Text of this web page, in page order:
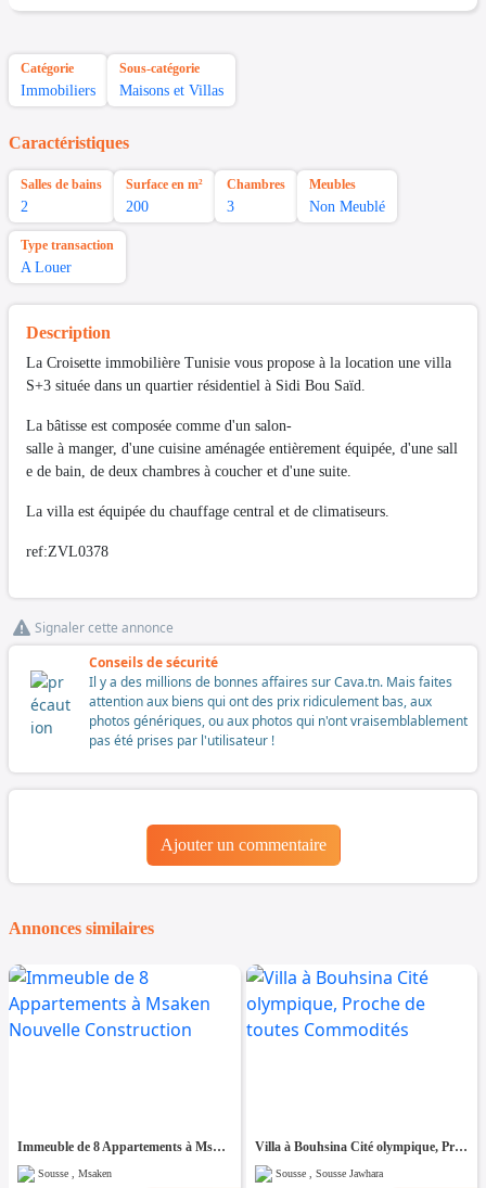
Catégorie
Immobiliers
Sous-catégorie
Maisons et Villas
Caractéristiques
Salles de bains
2
Surface en m²
200
Chambres
3
Meubles
Non Meublé
Type transaction
A Louer
Description
La Croisette immobilière Tunisie vous propose à la location une villa
S+3 située dans un quartier résidentiel à Sidi Bou Saïd.
La bâtisse est composée comme d'un salon-
salle à manger, d'une cuisine aménagée entièrement équipée, d'une sall
e de bain, de deux chambres à coucher et d'une suite.
La villa est équipée du chauffage central et de climatiseurs.
ref:ZVL0378
Signaler cette annonce
Conseils de sécurité
Il y a des millions de bonnes affaires sur Cava.tn. Mais faites
attention aux biens qui ont des prix ridiculement bas, aux
photos génériques, ou aux photos qui n'ont vraisemblablement
pas été prises par l'utilisateur !
Ajouter un commentaire
Annonces similaires
Immeuble de 8 Appartements à Msaken Nouvelle Construction
Sousse , Msaken
Villa à Bouhsina Cité olympique, Proche de toutes Commodités
Sousse , Sousse Jawhara